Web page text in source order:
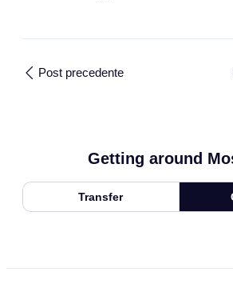
Post precedente
Getting around
Transfer